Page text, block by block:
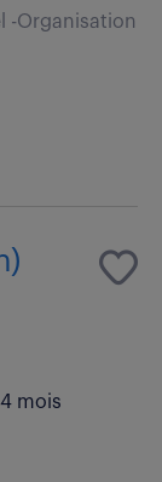
-Organisation
4 mois